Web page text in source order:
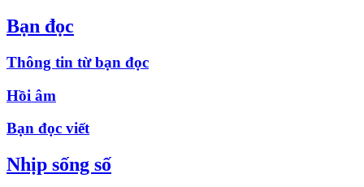
Bạn đọc
Thông tin từ bạn đọc
Hồi âm
Bạn đọc viết
Nhịp sống số